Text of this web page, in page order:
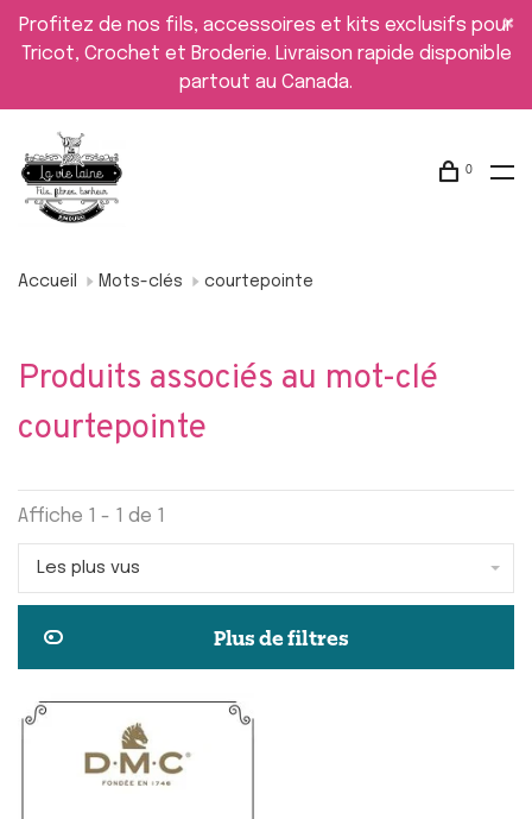
Profitez de nos fils, accessoires et kits exclusifs pour
Tricot, Crochet et Broderie. Livraison rapide disponible
partout au Canada.
0
Accueil Mots-clés courtepointe
Produits associés au mot-clé
courtepointe
Affiche 1 - 1 de 1
Les plus vus
Plus de filtres